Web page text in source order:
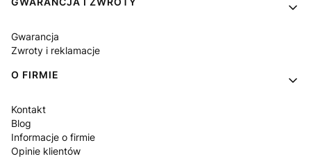
Gwarancja
Zwroty i reklamacje
O FIRMIE
Kontakt
Blog
Informacje o firmie
Opinie klientów